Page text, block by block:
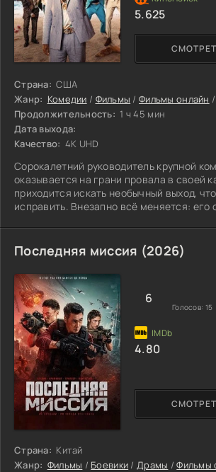
Страна: США
Жанр: Комедии / Фильмы /Фильмы онлайн /
Продолжительность: 1 ч 45 мин
Дата выхода:
Качество: 4K UHD
Сорокалетний руководитель крупной
оказывается на грани провала в своей
приходится искать необычный выход,
исправить. Внезапно всё меняется: его
готовятся к безумному празднику
решает не упустить эту возможность.
присоединяется к компании
уходит в мир шумных развлечений,
рискованных шагов. Главный вопрос:
выдержать эту ночь и
5.625
Последняя миссия (2026)
Страна: Китай
Жанр: Фильмы / Боевики /Драмы /Фильмы
6
Голосов: 15
4.80